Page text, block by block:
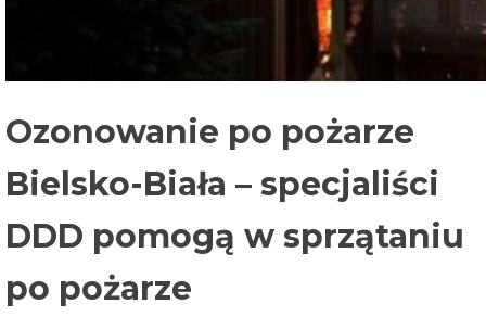
Ozonowanie po pożarze
Bielsko-Biała – specjaliści
DDD pomogą w sprzątaniu
po pożarze